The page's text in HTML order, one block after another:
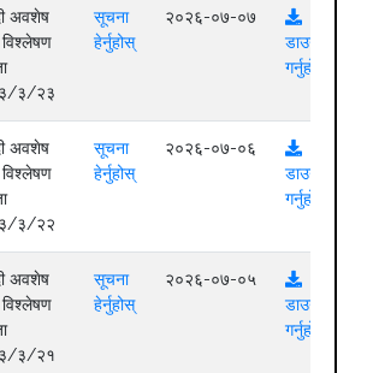
अवशेष
३/२३
सूचना
हेर्नुहोस्
२०२६-०७-०७
डाउनलोड
गर्नुहोस्
अवशेष
३/२२
सूचना
हेर्नुहोस्
२०२६-०७-०६
डाउनलोड
गर्नुहोस्
अवशेष
३/२१
सूचना
हेर्नुहोस्
२०२६-०७-०५
डाउनलोड
गर्नुहोस्